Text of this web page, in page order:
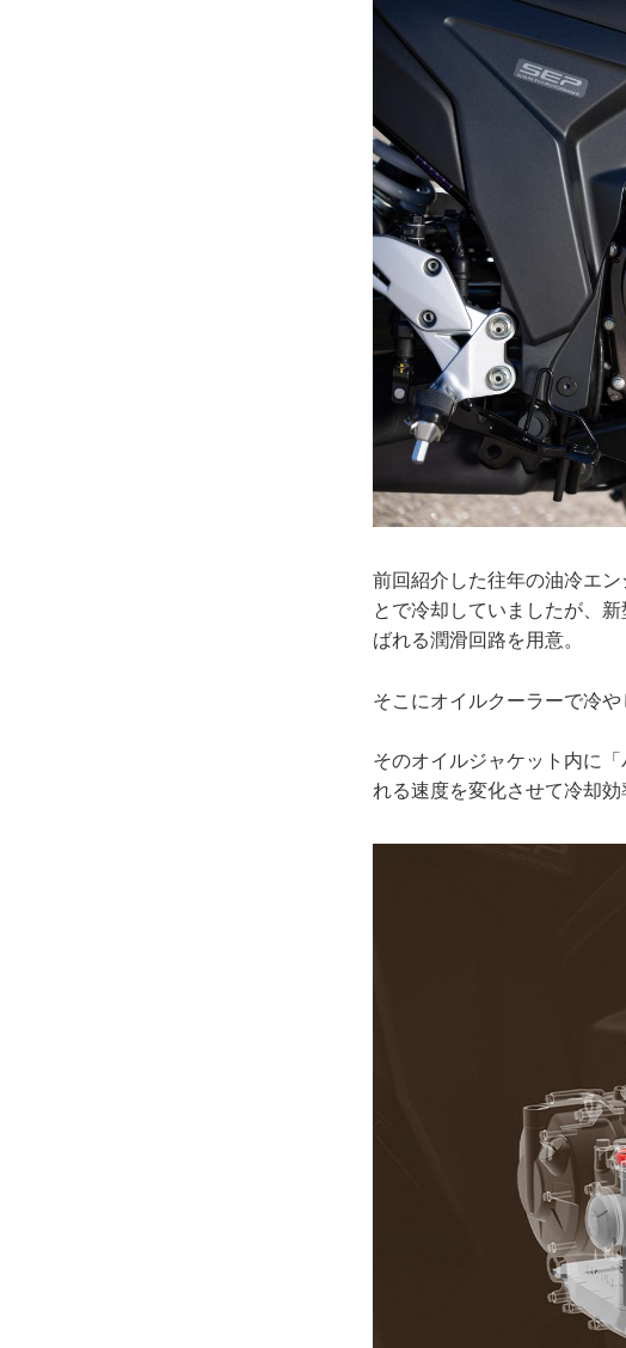
前回紹介した往年の油冷エ
とで冷却していましたが、
ばれる潤滑回路を用意。
そこにオイルクーラーで冷
そのオイルジャケット内に
れる速度を変化させて冷却効